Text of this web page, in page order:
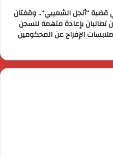
قضية “أنجل الشعيبي”.. وقفتان
تطالبان بإعادة متهمة للسجن
الإفراج عن المحكومين